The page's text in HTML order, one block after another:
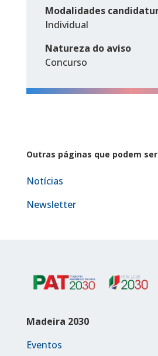
Modalidades
Individual
Natureza do aviso
Concurso
Outras páginas que podem
Notícias
Newsletter
Madeira 2030
Eventos